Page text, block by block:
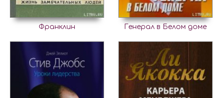
Франклин Генерал в Белом доме